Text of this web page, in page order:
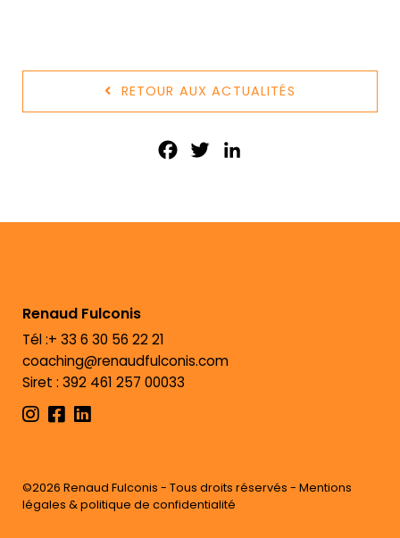
RETOUR AUX ACTUALITÉS
Facebook
TwitterLinkedIn
Renaud Fulconis
Tél :+ 33 6 30 56 22 21
coaching@renaudfulconis.com
Siret : 392 461 257 00033
©2026 Renaud Fulconis - Tous droits réservés - Mentions
légales & politique de confidentialité